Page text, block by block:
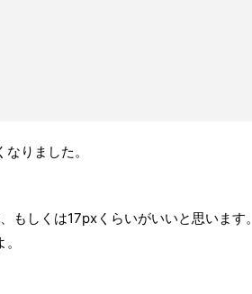
りました。
しくは17pxくらいがいいと思います。